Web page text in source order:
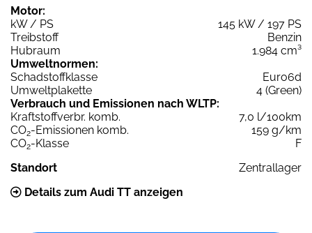
Motor:
kW / PS
145 kW / 197 PS
Treibstoff
Benzin
Hubraum
1.984 cm³
Umweltnormen:
Schadstoffklasse
Euro6d
Umweltplakette
4 (Green)
Verbrauch und Emissionen nach WLTP:
Kraftstoffverbr. komb.
7,0 l/100km
CO2-Emissionen komb.
159 g/km
CO2-Klasse
F
Standort
Zentrallager
Details zum Audi TT anzeigen